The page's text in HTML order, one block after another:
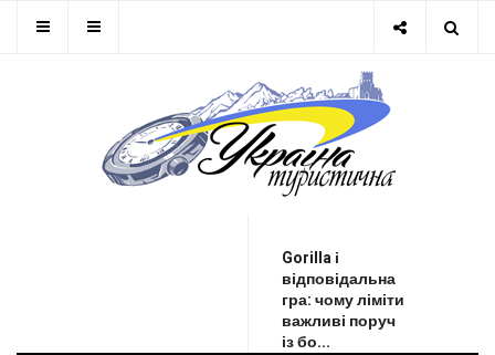
Gorilla і
відповідальна
гра: чому ліміти
важливі поруч
із бо...